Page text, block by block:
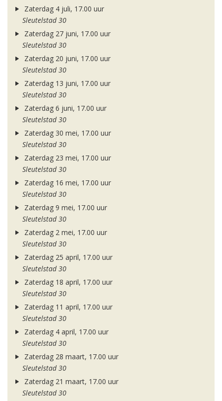
Zaterdag 4 juli, 17.00 uur
Sleutelstad 30
Zaterdag 27 juni, 17.00 uur
Sleutelstad 30
Zaterdag 20 juni, 17.00 uur
Sleutelstad 30
Zaterdag 13 juni, 17.00 uur
Sleutelstad 30
Zaterdag 6 juni, 17.00 uur
Sleutelstad 30
Zaterdag 30 mei, 17.00 uur
Sleutelstad 30
Zaterdag 23 mei, 17.00 uur
Sleutelstad 30
Zaterdag 16 mei, 17.00 uur
Sleutelstad 30
Zaterdag 9 mei, 17.00 uur
Sleutelstad 30
Zaterdag 2 mei, 17.00 uur
Sleutelstad 30
Zaterdag 25 april, 17.00 uur
Sleutelstad 30
Zaterdag 18 april, 17.00 uur
Sleutelstad 30
Zaterdag 11 april, 17.00 uur
Sleutelstad 30
Zaterdag 4 april, 17.00 uur
Sleutelstad 30
Zaterdag 28 maart, 17.00 uur
Sleutelstad 30
Zaterdag 21 maart, 17.00 uur
Sleutelstad 30